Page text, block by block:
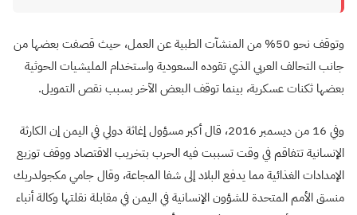
وتوقف نحو 50% من المنشآت الطبية عن العمل، حيث قصفت بعضها من
جانب التحالف العربي الذي تقوده السعودية واستخدام المليشيات الحوثية
بعضها ثكنات عسكرية، بينما توقف البعض الآخر بسبب نقص التمويل.
وفي 16 من ديسمبر 2016، قال أكبر مسؤول إغاثة دولي في اليمن إن الكارثة
الإنسانية تتفاقم في وقت تسببت فيه الحرب بتخريب الاقتصاد ووقف توزيع
الإمدادات الغذائية مما يدفع البلاد إلى شفا المجاعة، وقال جامي مكجولدريك
منسق الأمم المتحدة للشؤون الإنسانية في اليمن في مقابلة نقلتها وكالة أنباء